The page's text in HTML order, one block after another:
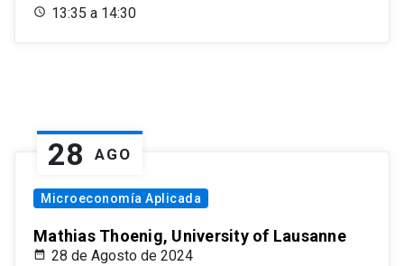
13:35 a 14:30
28 AGO
Microeconomía Aplicada
Mathias Thoenig, University of Lausanne
28 de Agosto de 2024